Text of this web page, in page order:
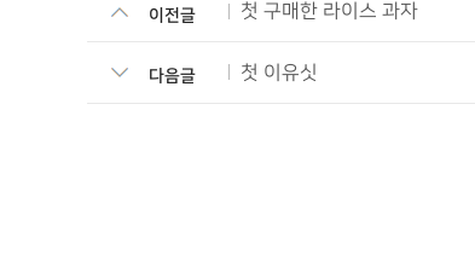
이전글 첫 구매한 라이스 과자
첫 이유싯
다음글